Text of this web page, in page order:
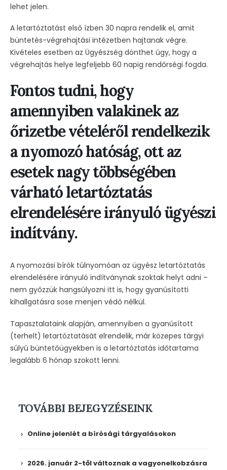
lehet jelen.
A letartóztatást első ízben 30 napra rendelik el, amit
büntetés-végrehajtási intézetben hajtanak végre.
Kivételes esetben az Ügyészség dönthet úgy, hogy a
végrehajtás helye legfeljebb 60 napig rendőrségi fogda.
Fontos tudni, hogy
amennyiben valakinek az
őrizetbe vételéről rendelkezik
a nyomozó hatóság, ott az
esetek nagy többségében
várható letartóztatás
elrendelésére irányuló ügyészi
indítvány.
A nyomozási bírók túlnyomóan az ügyész letartóztatás
elrendelésére irányuló indítványnak szoktak helyt adni –
nem győzzük hangsúlyozni itt is, hogy gyanúsítotti
kihallgatásra sose menjen védő nélkül.
Tapasztalataink alapján, amennyiben a gyanúsított
(terhelt) letartóztatását elrendelik, már közepes tárgyi
súlyú büntetőügyekben is a letartóztatás időtartama
legalább 6 hónap szokott lenni.
TOVÁBBI BEJEGYZÉSEINK
Online jelenlét a bírósági tárgyalásokon
2026. január 2-től változnak a vagyonelkobzásra